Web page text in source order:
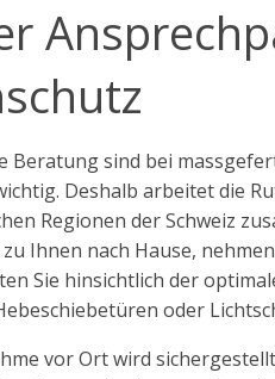
Beratung sind bei
Deshalb arbeitet die
Regionen der Schweiz
Ihnen nach Hause,
Sie hinsichtlich der
oder
vor Ort wird